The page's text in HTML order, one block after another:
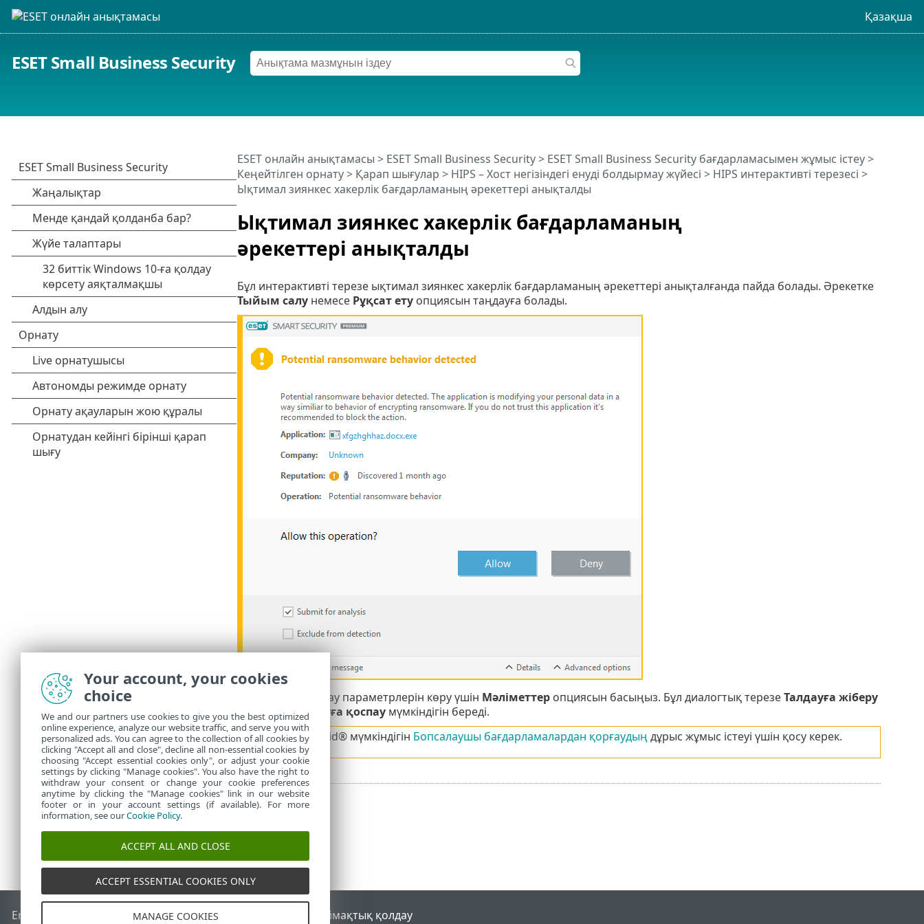
Қазақша
ESET Small Business Security
Ықтимал зиянкес хакерлік бағдарламаның
әрекеттері анықталды
ESET онлайн анықтамасы > ESET Small Business Security> ESET Small Business Security бағдарламасымен жұмыс істеу>
Кеңейтілген орнату> Қарап шығулар > HIPS – Хост негізіндегі енуді болдырмау жүйесі > HIPS интерактивті терезесі >
Ықтимал зиянкес хакерлік бағдарламаның әрекеттері анықталды
Бұл интерактивті терезе ықтимал зиянкес хакерлік бағдарламаның әрекеттері анықталғанда пайда болады. Әрекетке
Тыйым салунемесе Рұқсат етуопциясын таңдауға болады.
Белгілі бір анықтау параметрлерін көру үшін Мәліметтер опциясын басыңыз. Бұл диалогтық терезеТалдауға жіберу
немесеАнықтауға қоспаумүмкіндігін береді.
ESET LiveGrid® мүмкіндігін Бопсалаушы бағдарламалардан қорғаудыңдұрыс жұмыс істеуі үшін қосу керек.
End of Life ESET білім қорыESET форумы Аймақтық қолдау
Your account, your cookies
choice
We and our partners use cookies to give you the best optimized
online experience, analyze our website traffic, and serve you with
personalized ads. You can agree to the collection of all cookies by
clicking "Accept all and close", decline all non-essential cookies by
choosing "Accept essential cookies only", or adjust your cookie
settings by clicking "Manage cookies". You also have the right to
withdraw your consent or change your cookie preferences
anytime by clicking the "Manage cookies" link in our website
footer or in your account settings (if available). For more
information, see ourCookie Policy.
ACCEPT ALL AND CLOSE
ACCEPT ESSENTIAL COOKIES ONLY
MANAGE COOKIES